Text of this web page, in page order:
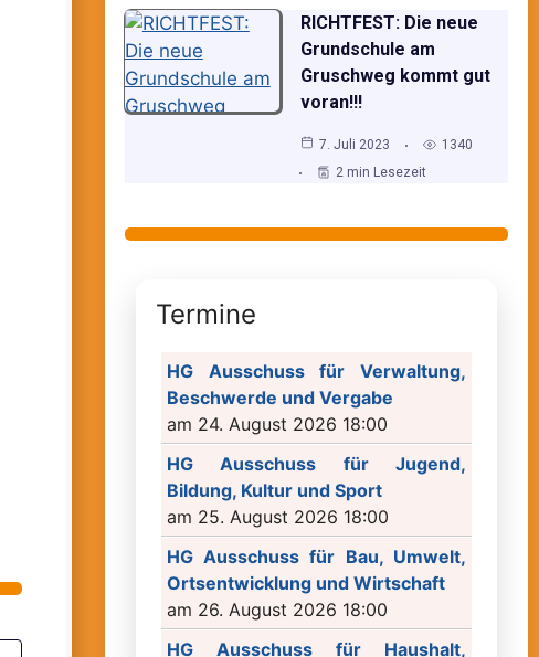
RICHTFEST: Die neue
Grundschule am
Gruschweg kommt gut
voran!!!
7. Juli 2023
1340
2 min Lesezeit
Termine
HG Ausschuss für Verwaltung,
Beschwerde und Vergabe
am 24. August 2026 18:00
HG Ausschuss für Jugend,
Bildung, Kultur und Sport
am 25. August 2026 18:00
HG Ausschuss für Bau, Umwelt,
Ortsentwicklung und Wirtschaft
am 26. August 2026 18:00
HG Ausschuss für Haushalt,